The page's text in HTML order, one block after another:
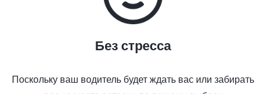
Без стресса
Поскольку ваш водитель будет ждать вас или забирать